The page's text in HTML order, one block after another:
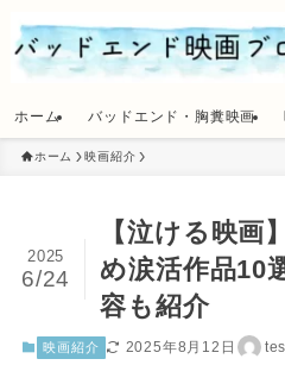
ホーム バッドエンド・胸糞映画
ホーム 映画紹介
【泣ける映
め涙活作品10
容も紹介
2025
6/24
映画紹介 2025年8月12日